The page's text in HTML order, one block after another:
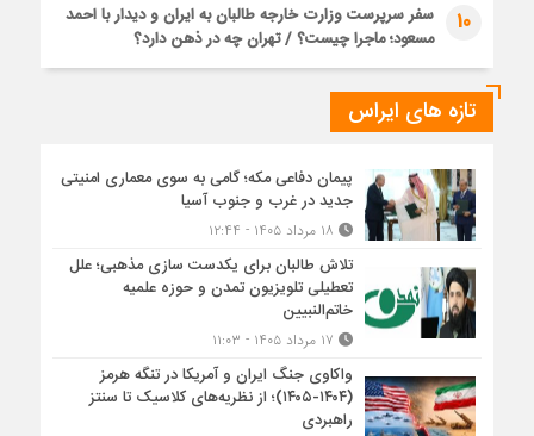
10
سفر سرپرست وزارت خارجه طالبان به ایران و دیدار با احمد
مسعود؛ ماجرا چیست؟ / تهران چه در ذهن دارد؟
تازه های ایراس
پیمان دفاعی مکه؛ گامی به سوی معماری امنیتی
جدید در غرب و جنوب آسیا
تلاش طالبان برای یکدست سازی مذهبی؛ علل
تعطیلی تلویزیون تمدن و حوزه علمیه
خاتم‌النبیین
واکاوی جنگ ایران و آمریکا در تنگه هرمز
(۱۴۰۴-۱۴۰۵)؛ از نظریه‌های کلاسیک تا سنتز
راهبردی